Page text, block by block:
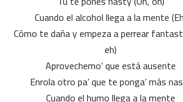
Cuando el alcohol llega a la mente
Cómo te daña y empeza a perrear
eh)
Aprovechemo’ que está ausente
Enrola otro pa’ que te ponga’ más
Cuando el humo llega a la mente